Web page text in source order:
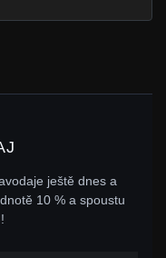
ještě dnes a
10 % a spoustu